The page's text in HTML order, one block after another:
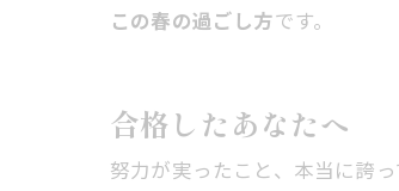
この春の過ごし方です。
合格したあなたへ
努力が実ったこと、本当に誇っ